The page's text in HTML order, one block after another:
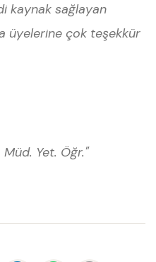
kaynak sağlayan
üyelerine çok teşekkür
Yet. Öğr."